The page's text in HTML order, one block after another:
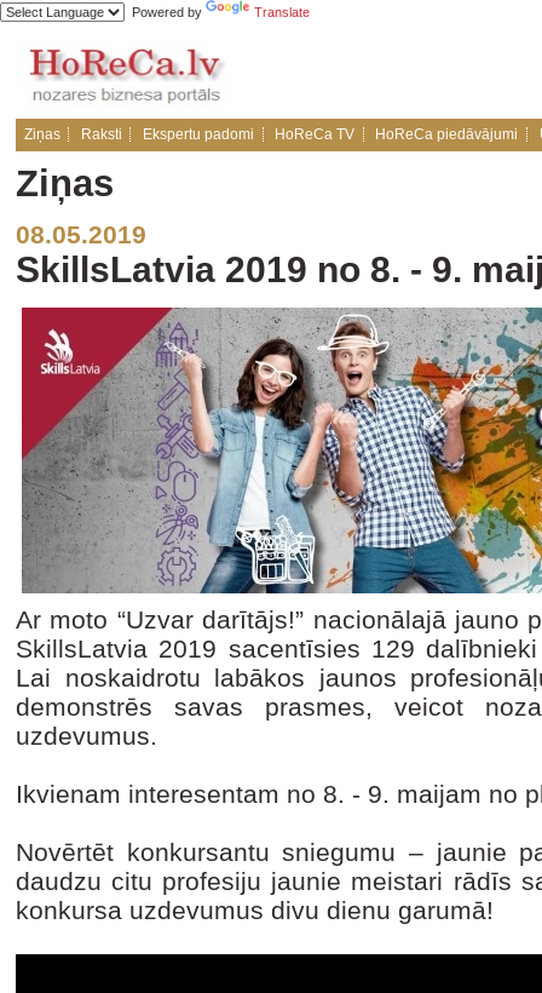
Powered by Translate
Ziņas Raksti Ekspertu padomi HoReCa TV HoReCa piedāvājumi
Ziņas
08.05.2019
SkillsLatvia 2019 no 8. - 9.
Ar moto “Uzvar darītājs!” nacionālajā jauno
SkillsLatvia 2019 sacentīsies 129
Lai noskaidrotu labākos jaunos
demonstrēs savas prasmes, veicot
uzdevumus.
Ikvienam interesentam no 8. - 9. maijam no
Novērtēt konkursantu sniegumu – jaunie
daudzu citu profesiju jaunie meistari rādīs
konkursa uzdevumus divu dienu garumā!